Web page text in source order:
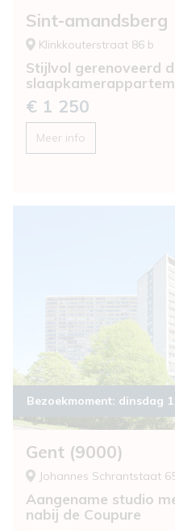
Sint-amandsberg
Klinkkouterstraat 86 b
Stijlvol gerenoveerd
€ 1 250
Meer info
Bezoekmoment: dinsdag
Gent (9000)
Johannes Schrantstaat
Aangename studio
nabij de Coupure